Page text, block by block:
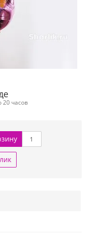
20 часов